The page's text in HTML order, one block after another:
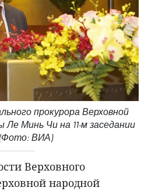
прокурора Верховной
Ле Минь Чи на 11-м заседании
ВИА)
Верховного
народной